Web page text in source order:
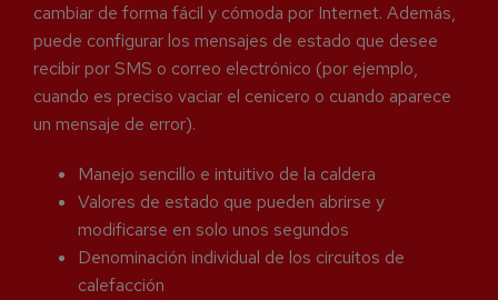
cambiar de forma fácil y cómoda por Internet. Además,
puede configurar los mensajes de estado que desee
recibir por SMS o correo electrónico (por ejemplo,
cuando es preciso vaciar el cenicero o cuando aparece
un mensaje de error).
Manejo sencillo e intuitivo de la caldera
Valores de estado que pueden abrirse y
modificarse en solo unos segundos
Denominación individual de los circuitos de
calefacción